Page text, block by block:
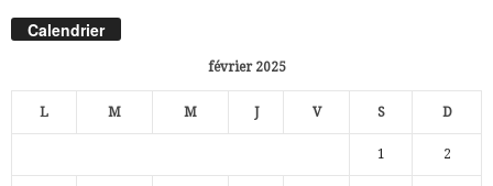
Calendrier
février 2025
L M M J V S D
1 2